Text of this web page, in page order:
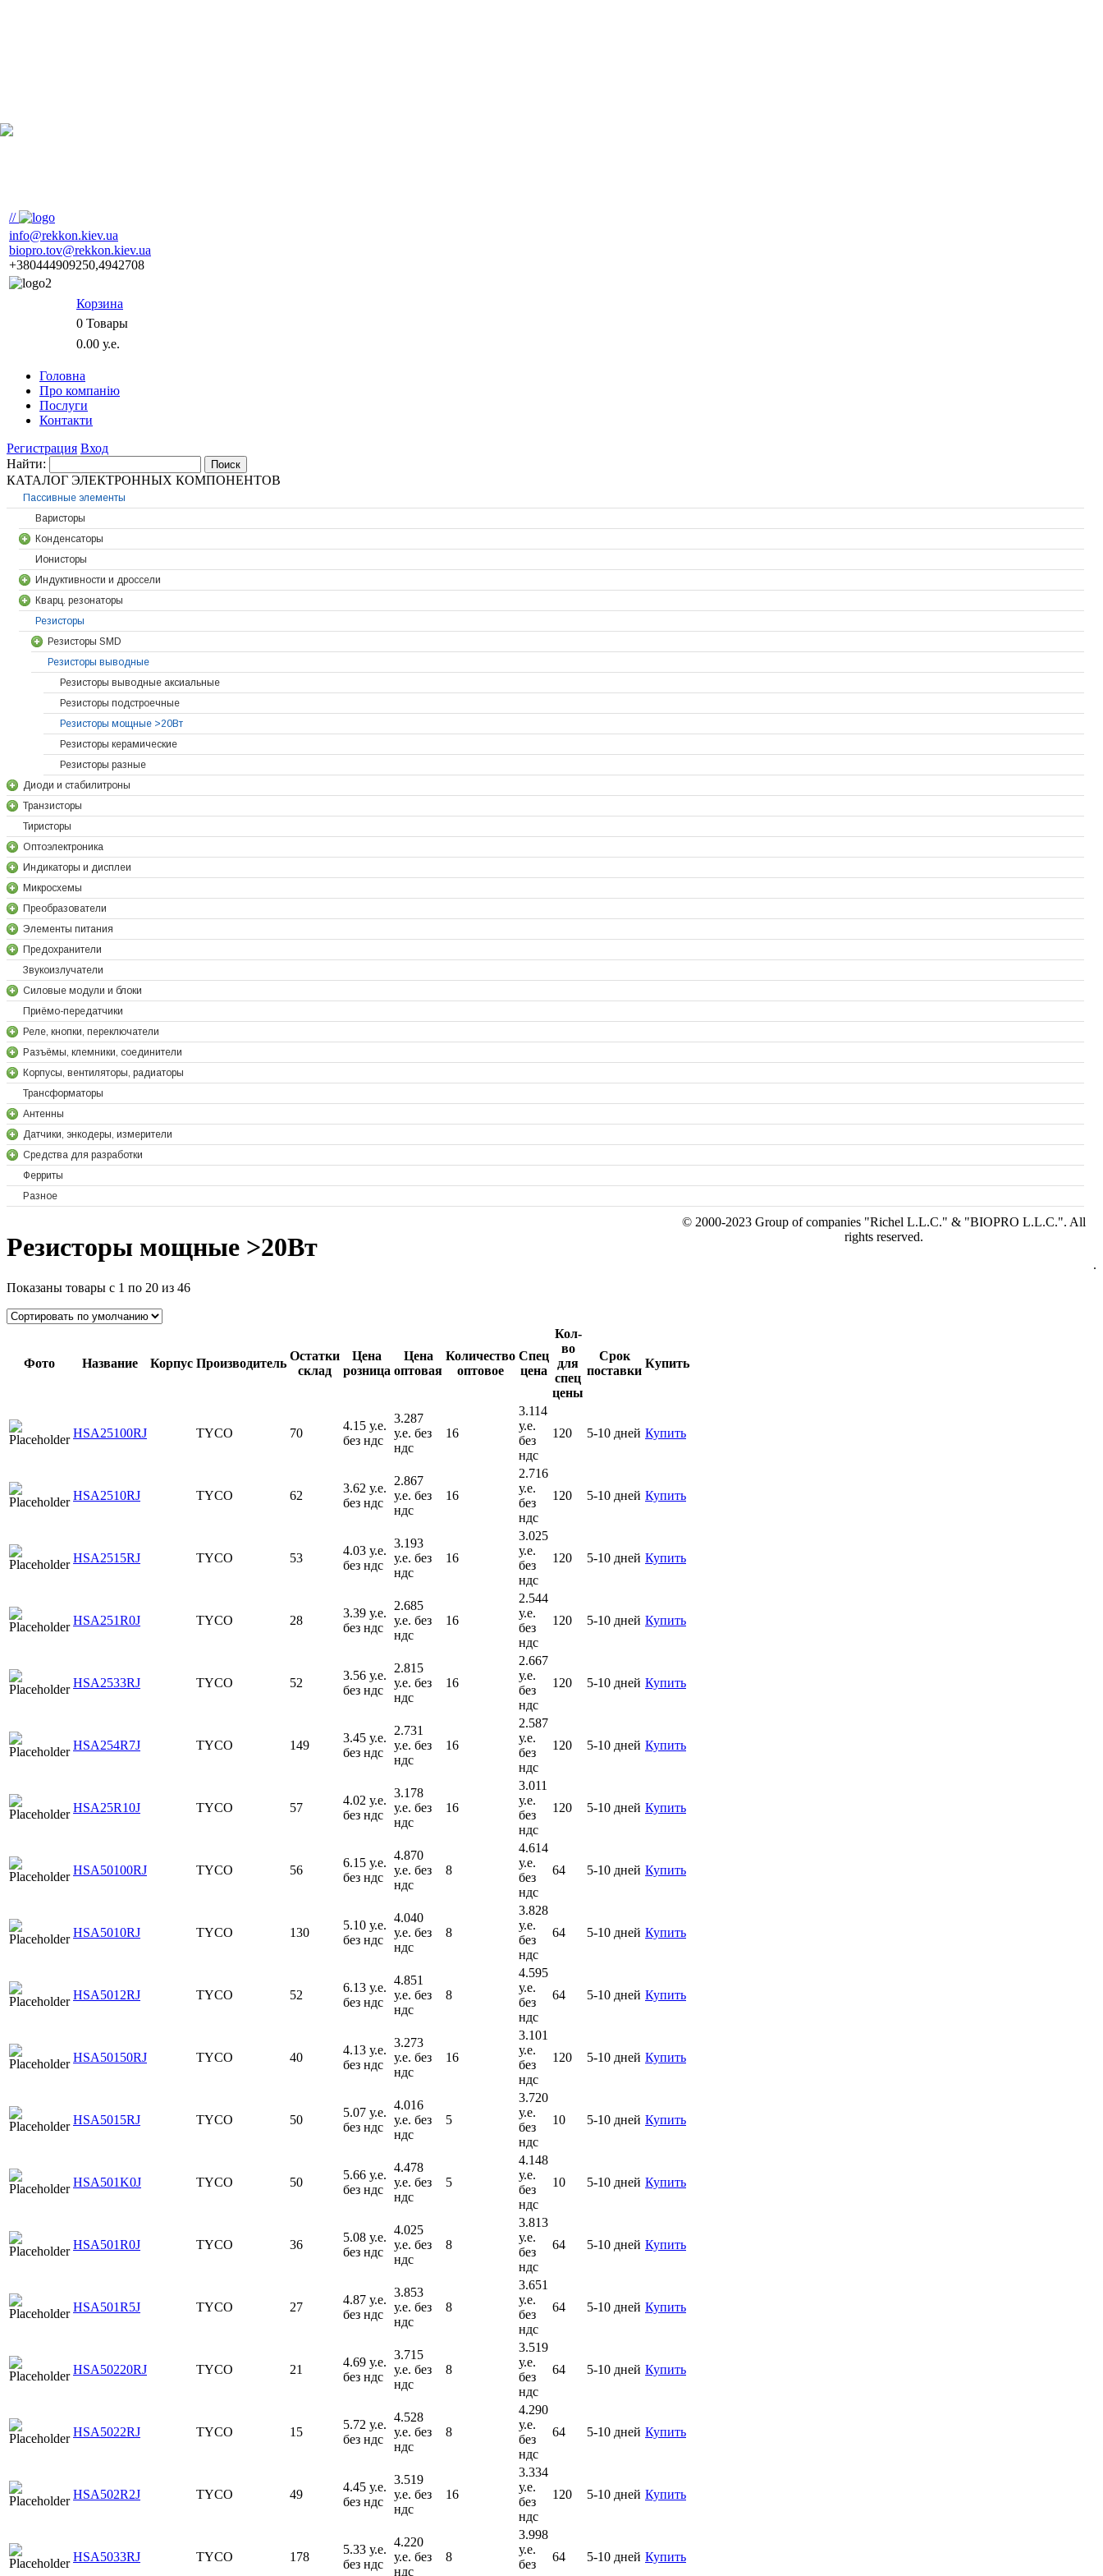
//
info@rekkon.kiev.ua
biopro.tov@rekkon.kiev.ua
+380444909250,4942708
Корзина
0 Товары
0.00 у.е.
Головна
Про компанію
Послуги
Контакти
Регистрация Вход
Найти:
КАТАЛОГ ЭЛЕКТРОННЫХ КОМПОНЕНТОВ
Паccивные элементы
Варисторы
Конденсаторы
Ионисторы
Индуктивности и дроссели
Кварц. резонаторы
Резисторы
Резисторы SMD
Резисторы выводные
Резисторы выводные аксиальные
Резисторы подстроечные
Резисторы мощные >20Вт
Резисторы керамические
Резисторы разные
Диоди и стабилитроны
Транзисторы
Тиристоры
Оптоэлектроника
Индикаторы и дисплеи
Микросхемы
Преобразователи
Элементы питания
Предохранители
Звукоизлучатели
Силовые модули и блоки
Приёмо-передатчики
Реле, кнопки, переключатели
Разъёмы, клемники, соединители
Корпусы, вентиляторы, радиаторы
Трансформаторы
Антенны
Датчики, энкодеры, измерители
Средства для разработки
Ферриты
Разное
Резисторы мощные >20Вт
Показаны товары с 1 по 20 из 46
Фото Название Корпус Производитель
Остатки
склад
Цена
розница
Цена
оптовая
Количество
оптовое
Спец
цена
Кол-
во
для
спец
цены
Срок
поставки
Купить
HSA25100RJ TYCO 70
4.15 у.е.
без ндс
3.287
у.е. без
ндс
16
3.114
у.е.
без
ндс
120 5-10 дней Купить
HSA2510RJ TYCO 62
3.62 у.е.
без ндс
2.867
у.е. без
ндс
16
2.716
у.е.
без
ндс
120 5-10 дней Купить
HSA2515RJ TYCO 53
4.03 у.е.
без ндс
3.193
у.е. без
ндс
16
3.025
у.е.
без
ндс
120 5-10 дней Купить
HSA251R0J TYCO 28
3.39 у.е.
без ндс
2.685
у.е. без
ндс
16
2.544
у.е.
без
ндс
120 5-10 дней Купить
HSA2533RJ TYCO 52
3.56 у.е.
без ндс
2.815
у.е. без
ндс
16
2.667
у.е.
без
ндс
120 5-10 дней Купить
HSA254R7J TYCO 149
3.45 у.е.
без ндс
2.731
у.е. без
ндс
16
2.587
у.е.
без
ндс
120 5-10 дней Купить
HSA25R10J TYCO 57
4.02 у.е.
без ндс
3.178
у.е. без
ндс
16
3.011
у.е.
без
ндс
120 5-10 дней Купить
HSA50100RJ TYCO 56
6.15 у.е.
без ндс
4.870
у.е. без
ндс
8
4.614
у.е.
без
ндс
64 5-10 дней Купить
HSA5010RJ TYCO 130
5.10 у.е.
без ндс
4.040
у.е. без
ндс
8
3.828
у.е.
без
ндс
64 5-10 дней Купить
HSA5012RJ TYCO 52
6.13 у.е.
без ндс
4.851
у.е. без
ндс
8
4.595
у.е.
без
ндс
64 5-10 дней Купить
HSA50150RJ TYCO 40
4.13 у.е.
без ндс
3.273
у.е. без
ндс
16
3.101
у.е.
без
ндс
120 5-10 дней Купить
HSA5015RJ TYCO 50
5.07 у.е.
без ндс
4.016
у.е. без
ндс
5
3.720
у.е.
без
ндс
10 5-10 дней Купить
HSA501K0J TYCO 50
5.66 у.е.
без ндс
4.478
у.е. без
ндс
5
4.148
у.е.
без
ндс
10 5-10 дней Купить
HSA501R0J TYCO 36
5.08 у.е.
без ндс
4.025
у.е. без
ндс
8
3.813
у.е.
без
ндс
64 5-10 дней Купить
HSA501R5J TYCO 27
4.87 у.е.
без ндс
3.853
у.е. без
ндс
8
3.651
у.е.
без
ндс
64 5-10 дней Купить
HSA50220RJ TYCO 21
4.69 у.е.
без ндс
3.715
у.е. без
ндс
8
3.519
у.е.
без
ндс
64 5-10 дней Купить
HSA5022RJ TYCO 15
5.72 у.е.
без ндс
4.528
у.е. без
ндс
8
4.290
у.е.
без
ндс
64 5-10 дней Купить
HSA502R2J TYCO 49
4.45 у.е.
без ндс
3.519
у.е. без
ндс
16
3.334
у.е.
без
ндс
120 5-10 дней Купить
HSA5033RJ TYCO 178
5.33 у.е.
без ндс
4.220
у.е. без
ндс
8
3.998
у.е.
без
64 5-10 дней Купить
© 2000-2023 Group of companies "Richel L.L.C." & "BIOPRO L.L.C.". All
rights reserved.
.